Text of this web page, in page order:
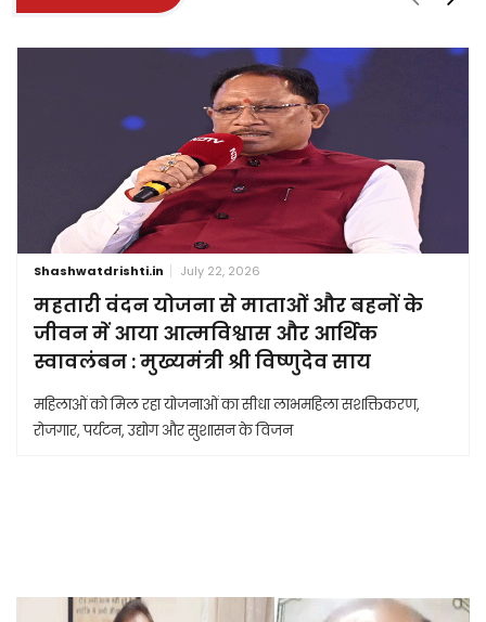
Shashwatdrishti.in July 22, 2026
महतारी वंदन योजना से माताओं और बहनों के
जीवन में आया आत्मविश्वास और आर्थिक
स्वावलंबन : मुख्यमंत्री श्री विष्णुदेव साय
महिलाओं को मिल रहा योजनाओं का सीधा लाभमहिला सशक्तिकरण,
रोजगार, पर्यटन, उद्योग और सुशासन के विजन